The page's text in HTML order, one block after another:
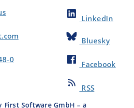
0
LinkedIn
Bluesky
Facebook
RSS
First Software GmbH – a